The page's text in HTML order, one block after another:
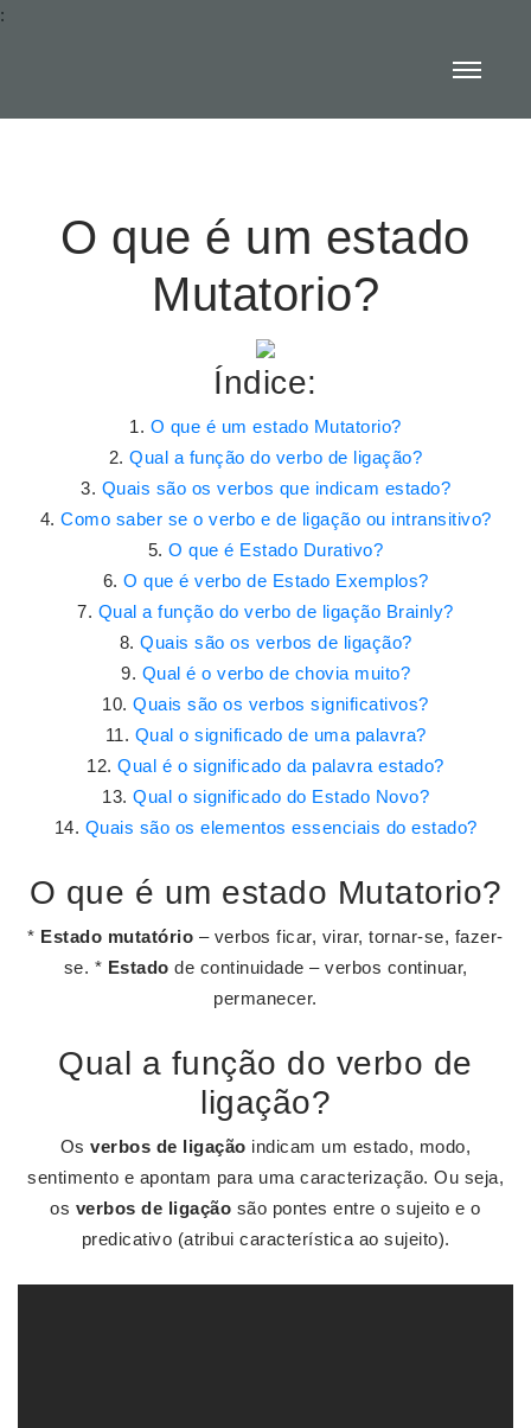
:
O que é um estado
Mutatorio?
Índice:
O que é um estado Mutatorio?
Qual a função do verbo de ligação?
Quais são os verbos que indicam estado?
Como saber se o verbo e de ligação ou intransitivo?
O que é Estado Durativo?
O que é verbo de Estado Exemplos?
Qual a função do verbo de ligação Brainly?
Quais são os verbos de ligação?
Qual é o verbo de chovia muito?
Quais são os verbos significativos?
Qual o significado de uma palavra?
Qual é o significado da palavra estado?
Qual o significado do Estado Novo?
Quais são os elementos essenciais do estado?
O que é um estado Mutatorio?
* Estado mutatório – verbos ficar, virar, tornar-se, fazer-
se. * Estado de continuidade – verbos continuar,
permanecer.
Qual a função do verbo de
ligação?
Osverbos de ligação indicam um estado, modo,
sentimento e apontam para uma caracterização. Ou seja,
os verbos de ligação são pontes entre o sujeito e o
predicativo (atribui característica ao sujeito).